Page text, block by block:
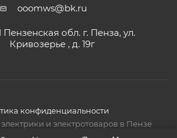
ooomws@bk.ru
Пензенская обл. г. Пенза, ул.
Кривозерье , д. 19г
конфиденциальности
и электротоваров в Пензе